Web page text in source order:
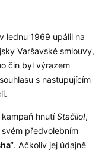
lednu 1969 upálil na
Varšavské smlouvy,
čin byl výrazem
s nastupujícím
hnutíStačilo!,
předvolebním
. Ačkoliv jej údajně